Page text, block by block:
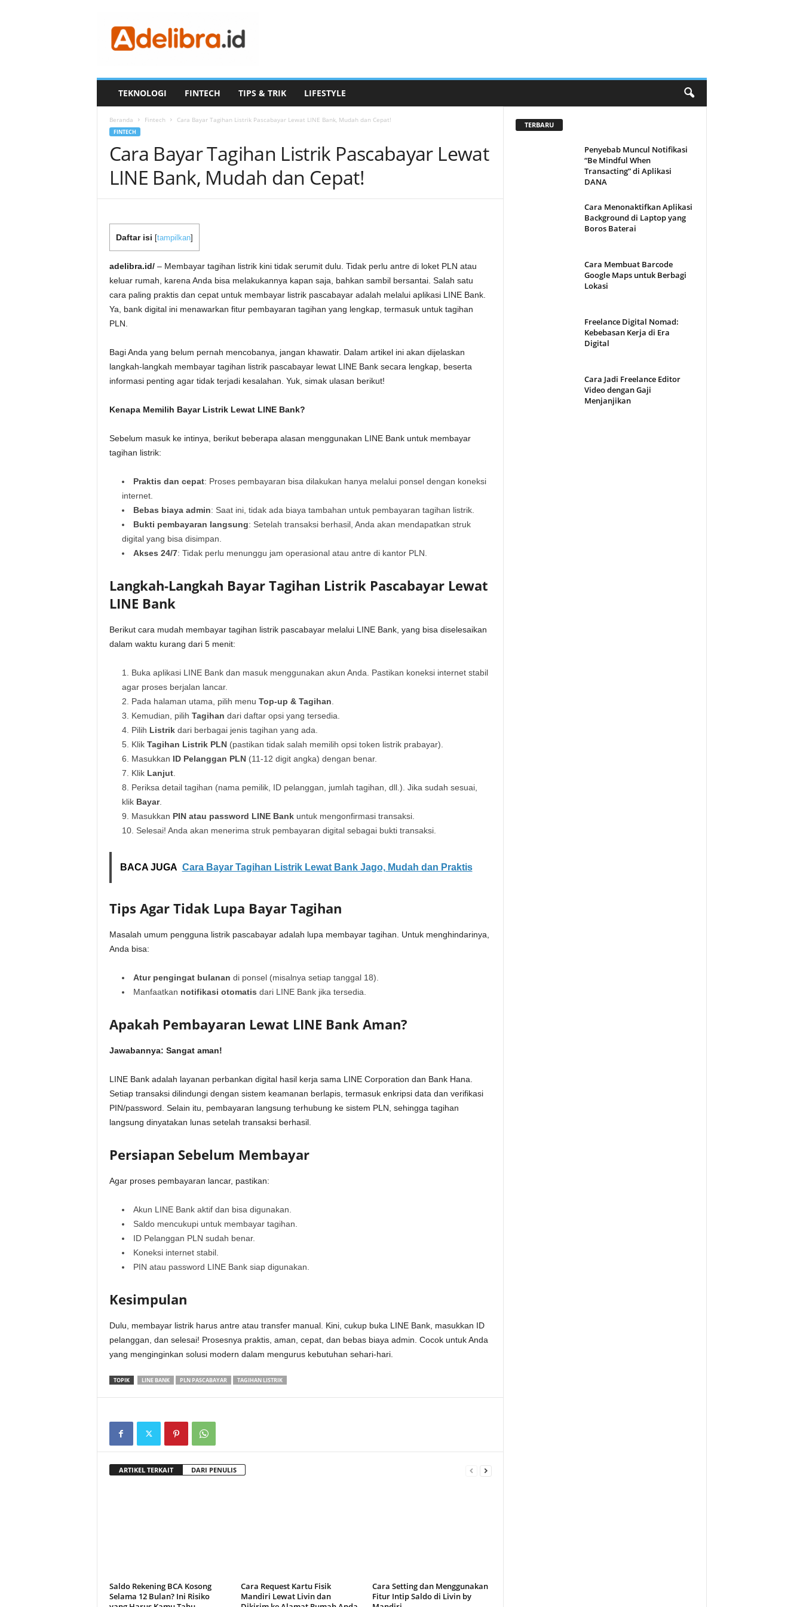
TEKNOLOGI FINTECH TIPS & TRIK LIFESTYLE
Beranda Fintech Cara Bayar Tagihan Listrik Pascabayar Lewat LINE Bank, Mudah dan Cepat!
FINTECH
Cara Bayar Tagihan Listrik Pascabayar Lewat
LINE Bank, Mudah dan Cepat!
Daftar isi tampilkan]
adelibra.id/– Membayar tagihan listrik kini tidak serumit dulu. Tidak perlu antre di loket PLN atau
keluar rumah, karena Anda bisa melakukannya kapan saja, bahkan sambil bersantai. Salah satu
cara paling praktis dan cepat untuk membayar listrik pascabayar adalah melalui aplikasi LINE Bank.
Ya, bank digital ini menawarkan fitur pembayaran tagihan yang lengkap, termasuk untuk tagihan
PLN.
Bagi Anda yang belum pernah mencobanya, jangan khawatir. Dalam artikel ini akan dijelaskan
langkah-langkah membayar tagihan listrik pascabayar lewat LINE Bank secara lengkap, beserta
informasi penting agar tidak terjadi kesalahan. Yuk, simak ulasan berikut!
Kenapa Memilih Bayar Listrik Lewat LINE Bank?
Sebelum masuk ke intinya, berikut beberapa alasan menggunakan LINE Bank untuk membayar
tagihan listrik:
Praktis dan cepat: Proses pembayaran bisa dilakukan hanya melalui ponsel dengan koneksi
internet.
Bebas biaya admin: Saat ini, tidak ada biaya tambahan untuk pembayaran tagihan listrik.
Bukti pembayaran langsung: Setelah transaksi berhasil, Anda akan mendapatkan struk
digital yang bisa disimpan.
Akses 24/7: Tidak perlu menunggu jam operasional atau antre di kantor PLN.
Langkah-Langkah Bayar Tagihan Listrik Pascabayar Lewat
LINE Bank
Berikut cara mudah membayar tagihan listrik pascabayar melalui LINE Bank, yang bisa diselesaikan
dalam waktu kurang dari 5 menit:
Buka aplikasi LINE Bank dan masuk menggunakan akun Anda. Pastikan koneksi internet stabil
agar proses berjalan lancar.
Pada halaman utama, pilih menu Top-up & Tagihan.
Kemudian, pilih Tagihan dari daftar opsi yang tersedia.
Pilih Listrikdari berbagai jenis tagihan yang ada.
Klik Tagihan Listrik PLN(pastikan tidak salah memilih opsi token listrik prabayar).
Masukkan ID Pelanggan PLN(11-12 digit angka) dengan benar.
Klik Lanjut.
Periksa detail tagihan (nama pemilik, ID pelanggan, jumlah tagihan, dll.). Jika sudah sesuai,
klik Bayar.
Masukkan PIN atau password LINE Bankuntuk mengonfirmasi transaksi.
Selesai! Anda akan menerima struk pembayaran digital sebagai bukti transaksi.
BACA JUGA Cara Bayar Tagihan Listrik Lewat Bank Jago, Mudah dan Praktis
Tips Agar Tidak Lupa Bayar Tagihan
Masalah umum pengguna listrik pascabayar adalah lupa membayar tagihan. Untuk menghindarinya,
Anda bisa:
Atur pengingat bulanan di ponsel (misalnya setiap tanggal 18).
Manfaatkan notifikasi otomatis dari LINE Bank jika tersedia.
Apakah Pembayaran Lewat LINE Bank Aman?
Jawabannya: Sangat aman!
LINE Bank adalah layanan perbankan digital hasil kerja sama LINE Corporation dan Bank Hana.
Setiap transaksi dilindungi dengan sistem keamanan berlapis, termasuk enkripsi data dan verifikasi
PIN/password. Selain itu, pembayaran langsung terhubung ke sistem PLN, sehingga tagihan
langsung dinyatakan lunas setelah transaksi berhasil.
Persiapan Sebelum Membayar
Agar proses pembayaran lancar, pastikan:
Akun LINE Bank aktif dan bisa digunakan.
Saldo mencukupi untuk membayar tagihan.
ID Pelanggan PLN sudah benar.
Koneksi internet stabil.
PIN atau password LINE Bank siap digunakan.
Kesimpulan
Dulu, membayar listrik harus antre atau transfer manual. Kini, cukup buka LINE Bank, masukkan ID
pelanggan, dan selesai! Prosesnya praktis, aman, cepat, dan bebas biaya admin. Cocok untuk Anda
yang menginginkan solusi modern dalam mengurus kebutuhan sehari-hari.
TOPIK LINE BANK PLN PASCABAYAR TAGIHAN LISTRIK
ARTIKEL TERKAIT DARI PENULIS
Saldo Rekening BCA Kosong
Selama 12 Bulan? Ini Risiko
Cara Request Kartu Fisik
Mandiri Lewat Livin dan
Cara Setting dan Menggunakan
Fitur Intip Saldo di Livin by
TERBARU
Penyebab Muncul Notifikasi
“Be Mindful When
Transacting” di Aplikasi
DANA
Cara Menonaktifkan Aplikasi
Background di Laptop yang
Boros Baterai
Cara Membuat Barcode
Google Maps untuk Berbagi
Lokasi
Freelance Digital Nomad:
Kebebasan Kerja di Era
Digital
Cara Jadi Freelance Editor
Video dengan Gaji
Menjanjikan